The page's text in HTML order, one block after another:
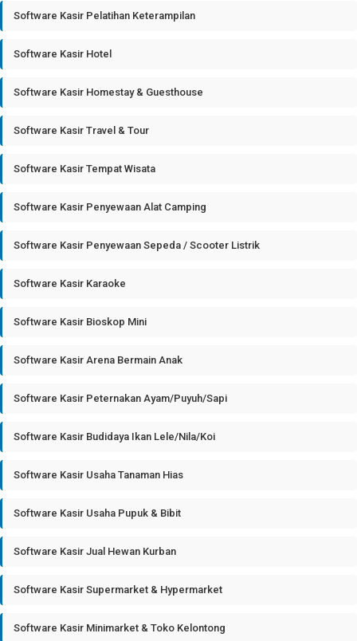
Software Kasir Pelatihan Keterampilan
Software Kasir Hotel
Software Kasir Homestay & Guesthouse
Software Kasir Travel & Tour
Software Kasir Tempat Wisata
Software Kasir Penyewaan Alat Camping
Software Kasir Penyewaan Sepeda / Scooter Listrik
Software Kasir Karaoke
Software Kasir Bioskop Mini
Software Kasir Arena Bermain Anak
Software Kasir Peternakan Ayam/Puyuh/Sapi
Software Kasir Budidaya Ikan Lele/Nila/Koi
Software Kasir Usaha Tanaman Hias
Software Kasir Usaha Pupuk & Bibit
Software Kasir Jual Hewan Kurban
Software Kasir Supermarket & Hypermarket
Software Kasir Minimarket & Toko Kelontong